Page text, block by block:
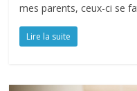
mes parents, ceux-ci se
Lire la suite